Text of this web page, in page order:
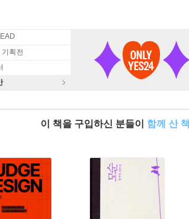
획전
이 책을 구입하신 분들이 함께 산 책